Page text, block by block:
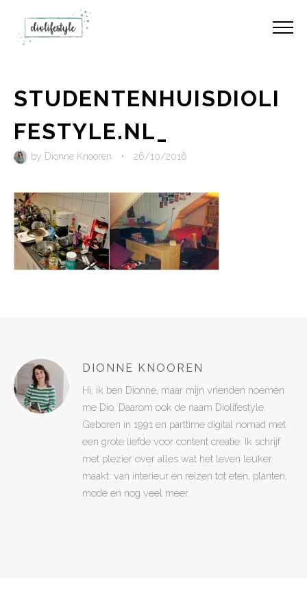
STUDENTENHUISDIOLI
FESTYLE.NL_
by Dionne Knooren • 26/10/2016
DIONNE KNOOREN
Hi, ik ben Dionne, maar mijn vrienden noemen
me Dio. Daarom ook de naam Diolifestyle.
Geboren in 1991 en parttime digital nomad met
een grote liefde voor content creatie. Ik schrijf
met plezier over alles wat het leven leuker
maakt: van interieur en reizen tot eten, planten,
mode en nog veel meer.